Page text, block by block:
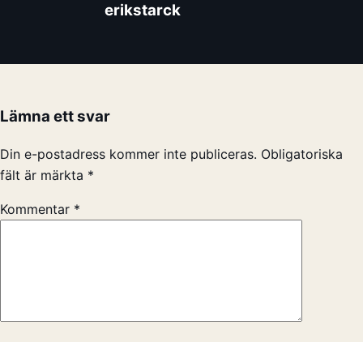
erikstarck
Lämna ett svar
Din e-postadress kommer inte publiceras. Obligatoriska
fält är märkta *
Kommentar *